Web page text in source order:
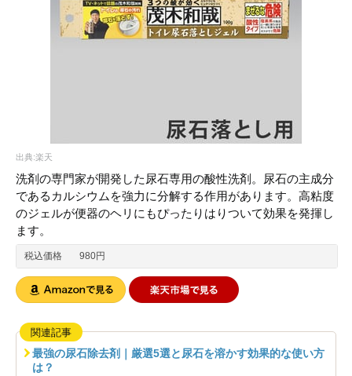
出典:楽天
洗剤の専門家が開発した尿石専用の酸性洗剤。尿石の主成分
であるカルシウムを強力に分解する作用があります。高粘度
のジェルが便器のヘリにもぴったりはりついて効果を発揮し
ます。
税込価格 980円
関連記事
最強の尿石除去剤｜厳選5選と尿石を溶かす効果的な使い方
は？